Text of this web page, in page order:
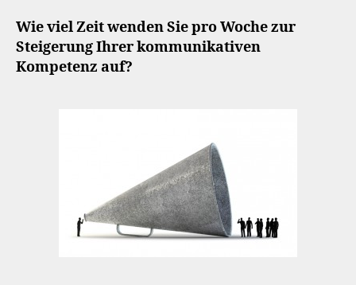
Wie viel Zeit wenden Sie pro Woche zur
Steigerung Ihrer kommunikativen
Kompetenz auf?